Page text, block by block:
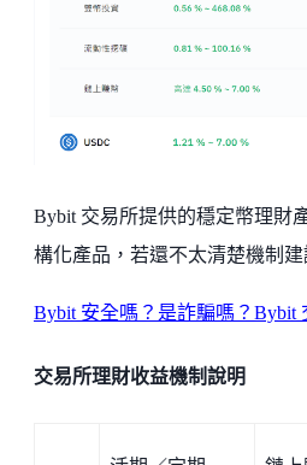
Bybit 交易所提供的穩定幣理財
構化產品，若還不太清楚機制
Bybit 安全嗎？是詐騙嗎？Bybit
交易所理財收益機制說明